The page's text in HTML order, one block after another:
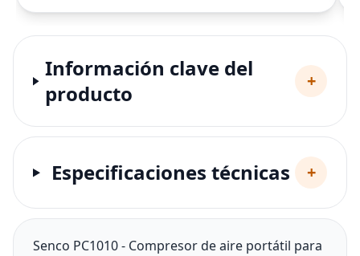
Información clave del
producto
+
Especificaciones técnicas +
Senco PC1010 - Compresor de aire portátil para